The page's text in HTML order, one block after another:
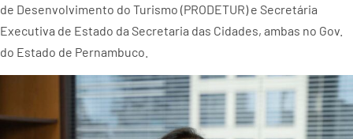
de Desenvolvimento do Turismo (PRODETUR) e Secretária
Executiva de Estado da Secretaria das Cidades, ambas no Gov.
do Estado de Pernambuco.